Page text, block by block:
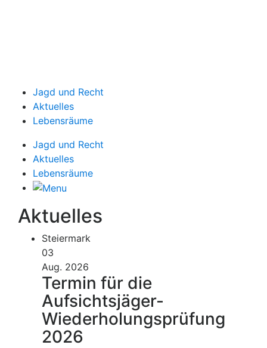
Jagd und Recht
Aktuelles
Lebensräume
Jagd und Recht
Aktuelles
Lebensräume
Aktuelles
Steiermark
03
Aug. 2026
Termin für die
Aufsichtsjäger-
Wiederholungsprüfung
2026